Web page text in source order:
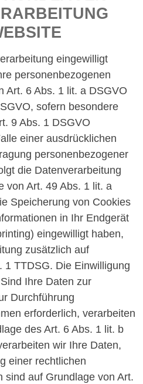
eingewilligt
personenbezogenen
Art. 6 Abs. 1 lit. a DSGVO
sofern besondere
9 Abs. 1 DSGVO
einer ausdrücklichen
personenbezogener
die Datenverarbeitung
von Art. 49 Abs. 1 lit. a
Speicherung von Cookies
in Ihr Endgerät
eingewilligt haben,
zusätzlich auf
1 TTDSG. Die Einwilligung
Ihre Daten zur
Durchführung
erforderlich, verarbeiten
des Art. 6 Abs. 1 lit. b
wir Ihre Daten,
einer rechtlichen
sind auf Grundlage von Art.